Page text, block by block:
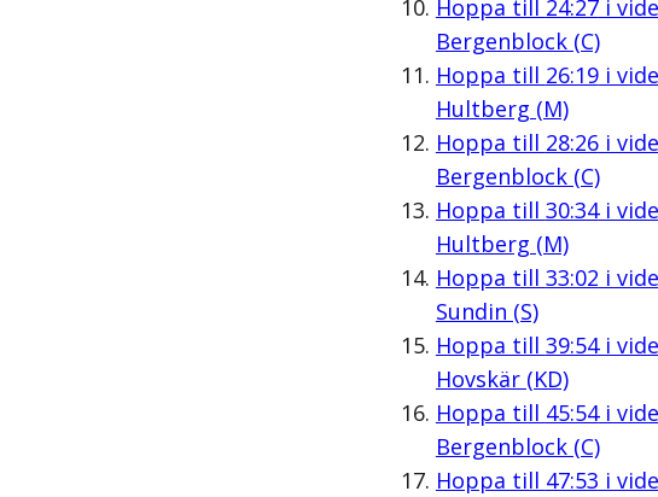
Hoppa till 24:27i
Bergenblock (C)
Hoppa till 26:19i
Hultberg (M)
Hoppa till 28:26i
Bergenblock (C)
Hoppa till 30:34i
Hultberg (M)
Hoppa till 33:02 i
Sundin (S)
Hoppa till 39:54i
Hovskär (KD)
Hoppa till 45:54i
Bergenblock (C)
Hoppa till 47:53 i